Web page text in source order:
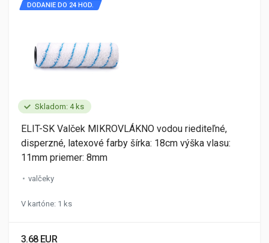
Skladom: 4 ks
DODANIE DO 24 HOD.
ELIT-SK Valček MIKROVLÁKNO vodou riediteľné,
disperzné, latexové farby šírka: 18cm výška vlasu:
11mm priemer: 8mm
valčeky
V kartóne: 1 ks
3.68 EUR